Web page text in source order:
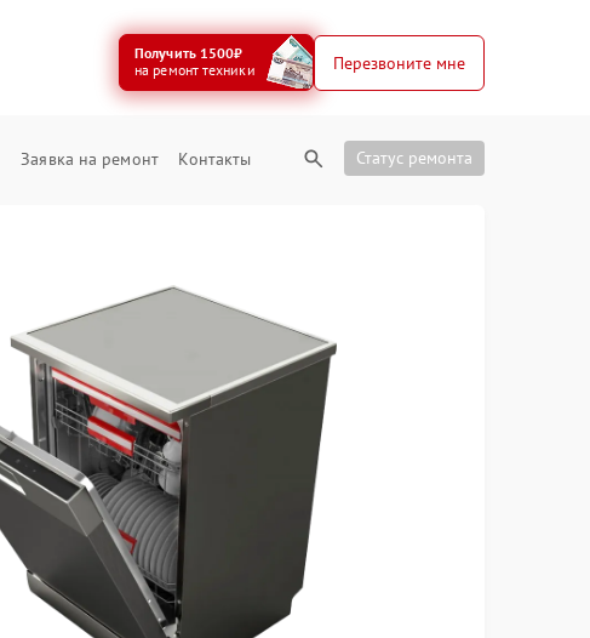
Получить 1500₽
на ремонт техники
Перезвоните мне
Заявка на ремонт Контакты Статус ремонта